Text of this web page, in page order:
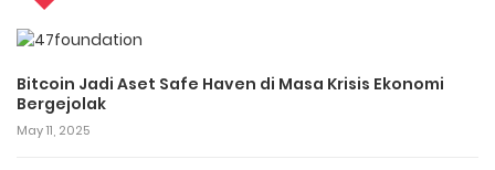
Bitcoin Jadi Aset Safe Haven di Masa Krisis Ekonomi
Bergejolak
May 11, 2025